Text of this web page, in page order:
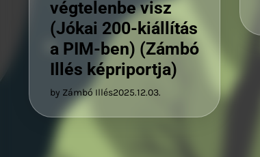
végtelenbe visz
(Jókai 200-kiállítás
a PIM-ben) (Zámbó
Illés képriportja)
by Zámbó Illés2025.12.03.